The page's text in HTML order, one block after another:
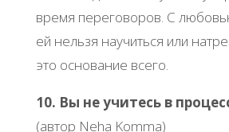
время переговоров. С
ей нельзя научиться или
это основание всего.
10. Вы не учитесь в
(автор Neha Komma)